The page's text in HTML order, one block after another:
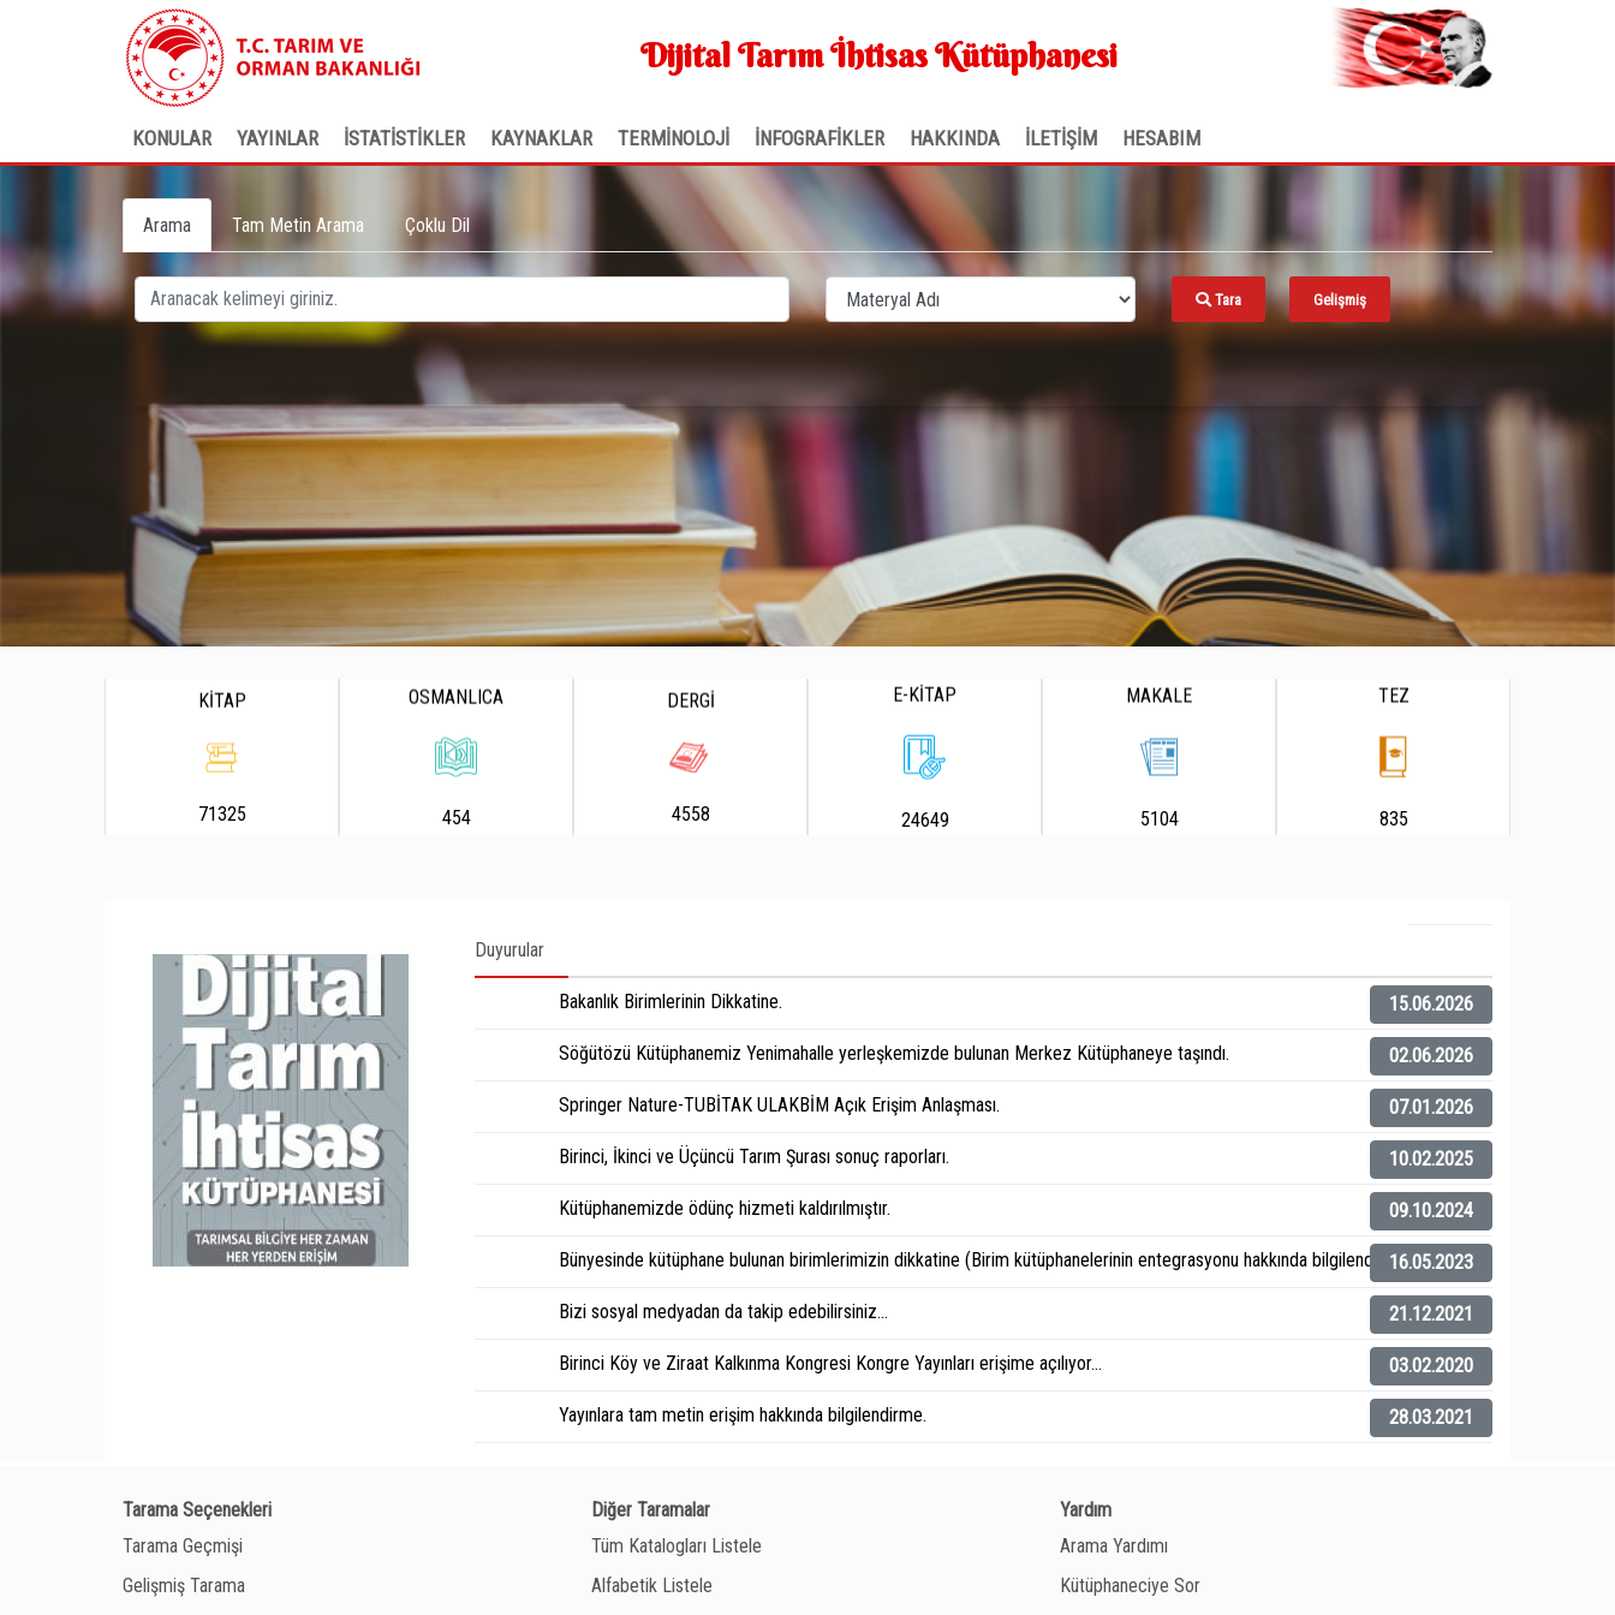
Dijital Tarım İhtisas Kütüphanesi
KONULAR YAYINLAR İSTATİSTİKLER KAYNAKLAR TERMİNOLOJİ İNFOGRAFİKLER HAKKINDA İLETİŞİM HESABIM
Arama Tam Metin Arama Çoklu Dil
Tara Gelişmiş
KİTAP
71325
OSMANLICA
454
DERGİ
4558
E-KİTAP
24649
MAKALE
5104
TEZ
835
Duyurular
Bakanlık Birimlerinin Dikkatine. 15.06.2026
Söğütözü Kütüphanemiz Yenimahalle yerleşkemizde bulunan Merkez Kütüphaneye taşındı. 02.06.2026
Springer Nature-TUBİTAK ULAKBİM Açık Erişim Anlaşması. 07.01.2026
Birinci, İkinci ve Üçüncü Tarım Şurası sonuç raporları. 10.02.2025
Kütüphanemizde ödünç hizmeti kaldırılmıştır. 09.10.2024
Bünyesinde kütüphane bulunan birimlerimizin dikkatine (Birim kütüphanelerinin entegrasyonu hakkında bilgilendirme).16.05.2023
Bizi sosyal medyadan da takip edebilirsiniz... 21.12.2021
Birinci Köy ve Ziraat Kalkınma Kongresi Kongre Yayınları erişime açılıyor... 03.02.2020
Yayınlara tam metin erişim hakkında bilgilendirme. 28.03.2021
Tarama Seçenekleri
Tarama Geçmişi
Gelişmiş Tarama
Diğer Taramalar
Tüm Katalogları Listele
Alfabetik Listele
Yardım
Arama Yardımı
Kütüphaneciye Sor